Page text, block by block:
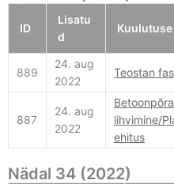
ID
Lisatu
d
889
24. aug
2022
Teostan
887
24. aug
2022
lihvimine/
ehitus
Nädal 34 (2022)